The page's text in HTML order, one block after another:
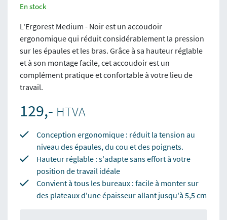
En stock
L'Ergorest Medium - Noir est un accoudoir
ergonomique qui réduit considérablement la pression
sur les épaules et les bras. Grâce à sa hauteur réglable
et à son montage facile, cet accoudoir est un
complément pratique et confortable à votre lieu de
travail.
129,- HTVA
Conception ergonomique : réduit la tension au
niveau des épaules, du cou et des poignets.
Hauteur réglable : s'adapte sans effort à votre
position de travail idéale
Convient à tous les bureaux : facile à monter sur
des plateaux d'une épaisseur allant jusqu'à 5,5 cm